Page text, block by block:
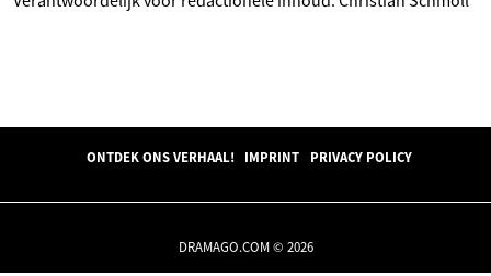
ONTDEK ONS VERHAAL! IMPRINT PRIVACY POLICY
DRAMAGO.COM © 2026